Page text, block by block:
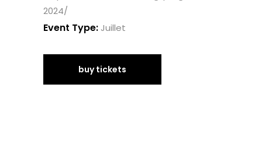
2024/
Event Type: Juillet
buy tickets